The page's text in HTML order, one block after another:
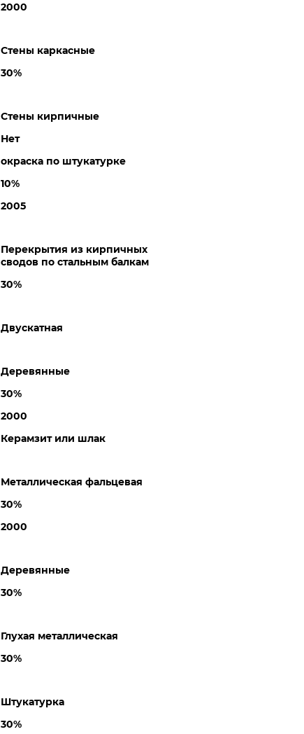
2000
Стены каркасные
30%
Стены кирпичные
Нет
окраска по штукатурке
10%
2005
Перекрытия из кирпичных
сводов по стальным балкам
30%
Двускатная
Деревянные
30%
2000
Керамзит или шлак
Металлическая фальцевая
30%
2000
Деревянные
30%
Глухая металлическая
30%
Штукатурка
30%